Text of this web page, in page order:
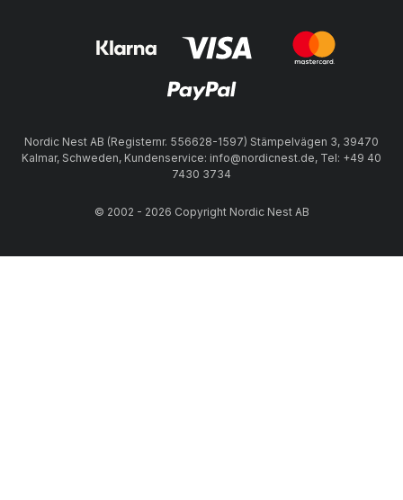
Nordic Nest AB (Registernr. 556628-1597) Stämpelvägen 3, 39470
Kalmar, Schweden, Kundenservice: info@nordicnest.de, Tel: +49 40
7430 3734
© 2002 - 2026 Copyright Nordic Nest AB